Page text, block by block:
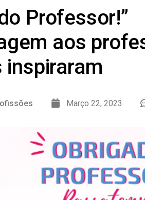
Professor!”
aos
inspiraram
Março 22, 2023